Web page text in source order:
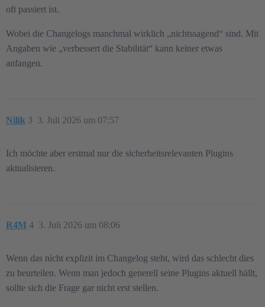
oft passiert ist.
Wobei die Changelogs manchmal wirklich „nichtssagend“ sind. Mit
Angaben wie „verbessert die Stabilität“ kann keiner etwas
anfangen.
Nilik 3. Juli 2026 um 07:57
3
Ich möchte aber erstmal nur die sicherheitsrelevanten Plugins
aktualisieren.
R4M 3. Juli 2026 um 08:06
4
Wenn das nicht explizit im Changelog steht, wird das schlecht dies
zu beurteilen. Wenn man jedoch generell seine Plugins aktuell hällt,
sollte sich die Frage gar nicht erst stellen.